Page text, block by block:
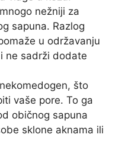
nežniji za
sapuna. Razlog
u održavanju
ne sadrži dodate
što
vaše pore. To ga
običnog sapuna
sklone aknama ili